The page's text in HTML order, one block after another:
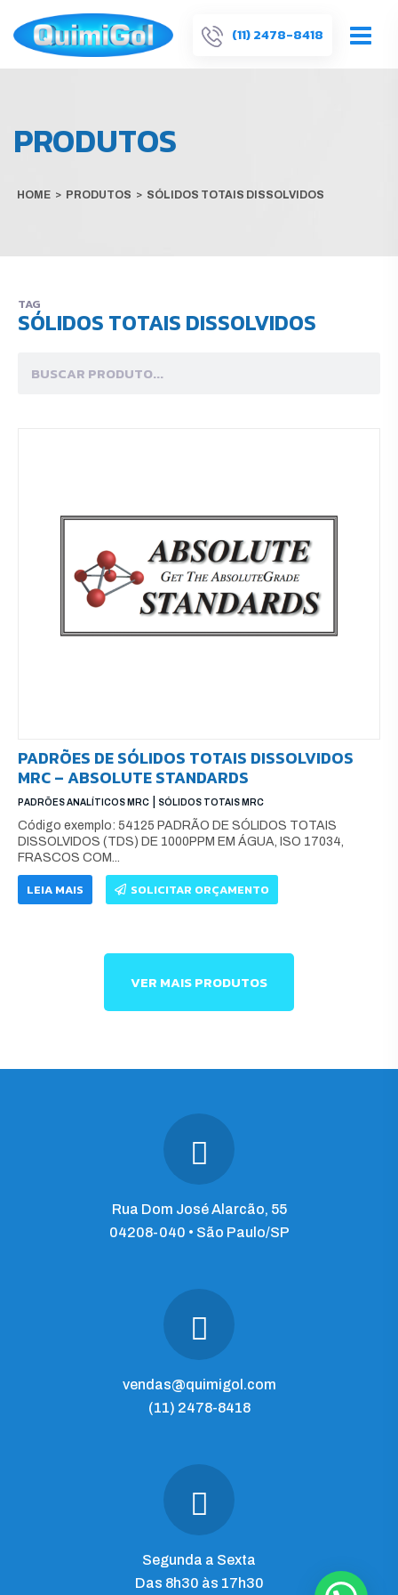
(11) 2478-8418
PRODUTOS
HOME > PRODUTOS > SÓLIDOS TOTAIS DISSOLVIDOS
TAG
SÓLIDOS TOTAIS DISSOLVIDOS
PADRÕES DE SÓLIDOS TOTAIS DISSOLVIDOS
MRC – ABSOLUTE STANDARDS
PADRÕES ANALÍTICOS MRC SÓLIDOS TOTAIS MRC
Código exemplo: 54125 PADRÃO DE SÓLIDOS TOTAIS
DISSOLVIDOS (TDS) DE 1000PPM EM ÁGUA, ISO 17034,
FRASCOS COM...
LEIA MAIS SOLICITAR ORÇAMENTO
VER MAIS PRODUTOS
Rua Dom José Alarcão, 55
04208-040 • São Paulo/SP
vendas@quimigol.com
(11) 2478-8418
Segunda a Sexta
Das 8h30 às 17h30